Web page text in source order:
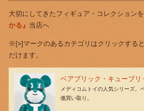
大切にしてきたフィギュア・コレクション
かる』 当店へ
※[>]マークのあるカテゴリはクリックする
だけます。
ベアブリック・キューブリ
メディコムトイの人気シリーズ。
価買い取り。